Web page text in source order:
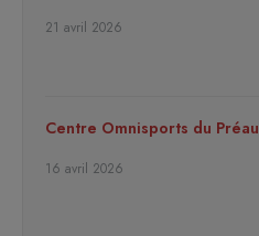
21 avril 2026
Centre Omnisports du Préau
16 avril 2026